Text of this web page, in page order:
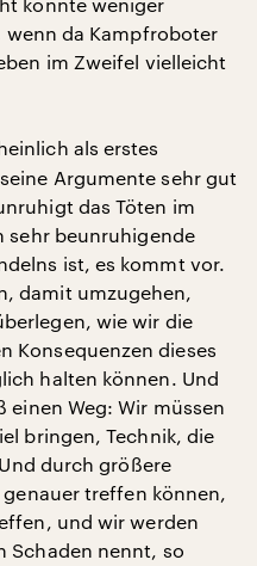
da Kampfroboter
im Zweifel vielleicht
als erstes
Argumente sehr gut
das Töten im
sehr beunruhigende
ist, es kommt vor.
damit umzugehen,
wie wir die
Konsequenzen dieses
halten können. Und
einen Weg: Wir müssen
bringen, Technik, die
durch größere
treffen können,
und wir werden
Schaden nennt, so